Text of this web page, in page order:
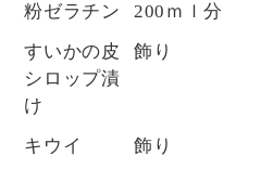
粉ゼラチン
200ｍｌ分
すいかの皮
シロップ漬
け
飾り
キウイ 飾り